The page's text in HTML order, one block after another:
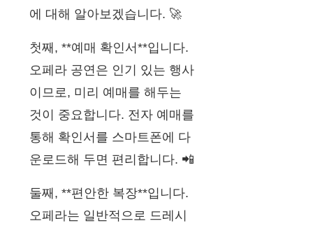
에 대해 알아보겠습니다. 🚀
첫째, **예매 확인서**입니다.
오페라 공연은 인기 있는 행사
이므로, 미리 예매를 해두는
것이 중요합니다. 전자 예매를
통해 확인서를 스마트폰에 다
운로드해 두면 편리합니다. 📲
둘째, **편안한 복장**입니다.
오페라는 일반적으로 드레시